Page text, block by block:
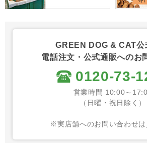
GREEN DOG & CAT公
電話注文・公式通販へのお
0120-73-
営業時間 10:00～
（日曜・祝日除く）
※実店舗へのお問い合わせは